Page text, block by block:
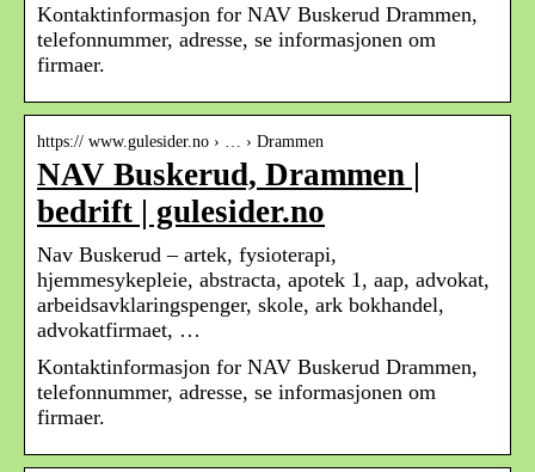
Kontaktinformasjon for NAV Buskerud Drammen,
telefonnummer, adresse, se informasjonen om
firmaer.
https:// www.gulesider.no › … › Drammen
NAV Buskerud, Drammen |
bedrift | gulesider.no
Nav Buskerud – artek, fysioterapi,
hjemmesykepleie, abstracta, apotek 1, aap, advokat,
arbeidsavklaringspenger, skole, ark bokhandel,
advokatfirmaet, …
Kontaktinformasjon for NAV Buskerud Drammen,
telefonnummer, adresse, se informasjonen om
firmaer.